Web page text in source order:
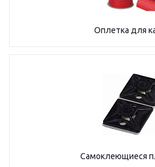
Оплетка для
Самоклеющиеся